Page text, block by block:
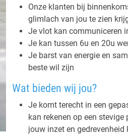
Onze klanten bij
glimlach van jou te zien
Je vlot kan communiceren
Je kan tussen 6u en 20u
Je barst van energie en
beste wil zijn
Wat bieden wij jou?
Je komt terecht in een
kan rekenen op een
jouw inzet en